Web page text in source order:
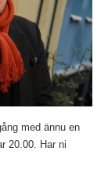
med ännu en
20.00. Har ni